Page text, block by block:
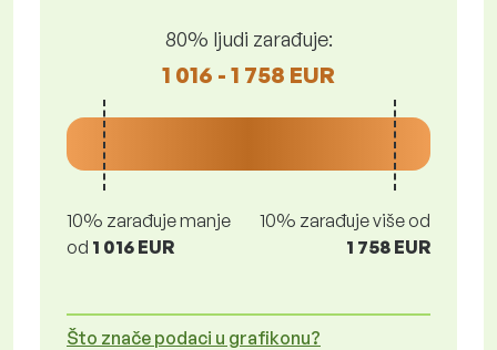
80% ljudi zarađuje:
1 016 - 1 758 EUR
10% zarađuje manje
od 1 016 EUR
10% zarađuje više od
1 758 EUR
Što znače podaci u grafikonu?